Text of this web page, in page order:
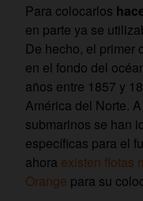
Para colocarlos
en parte ya se
De hecho, el primer
en el fondo del
años entre 1857 y
América del Norte.
submarinos se han
específicas para el
ahora existen flotas
Orange para su